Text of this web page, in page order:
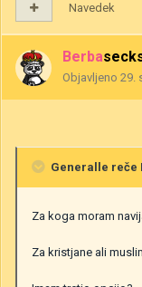
Navedek
Objavljeno 29.
Generalle reče
Za koga moram
Za kristjane ali